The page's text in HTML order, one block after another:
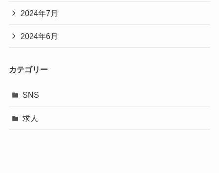
2024年7月
2024年6月
カテゴリー
SNS
求人